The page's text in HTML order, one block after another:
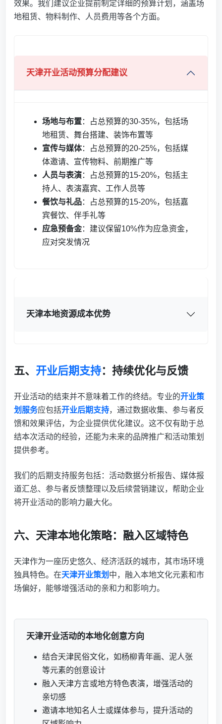
效果。我们建议企业提前制定详细的预算计划，涵盖场
地租赁、物料制作、人员费用等各个方面。
天津开业活动预算分配建议
场地与布置：占总预算的30-35%，包括场
地租赁、舞台搭建、装饰布置等
宣传与媒体：占总预算的20-25%，包括媒
体邀请、宣传物料、前期推广等
人员与表演：占总预算的15-20%，包括主
持人、表演嘉宾、工作人员等
餐饮与礼品：占总预算的15-20%，包括嘉
宾餐饮、伴手礼等
应急预备金：建议保留10%作为应急资金，
应对突发情况
天津本地资源成本优势
五、 开业后期支持：持续优化与反馈
开业活动的结束并不意味着工作的终结。专业的开业策
划服务应包括开业后期支持，通过数据收集、参与者反
馈和效果评估，为企业提供优化建议。这不仅有助于总
结本次活动的经验，还能为未来的品牌推广和活动策划
提供参考。
我们的后期支持服务包括：活动数据分析报告、媒体报
道汇总、参与者反馈整理以及后续营销建议，帮助企业
将开业活动的影响力最大化。
六、天津本地化策略：融入区域特色
天津作为一座历史悠久、经济活跃的城市，其市场环境
独具特色。在天津开业策划 中，融入本地文化元素和市
场偏好，能够增强活动的亲和力和影响力。
天津开业活动的本地化创意方向
结合天津民俗文化，如杨柳青年画、泥人张
等元素的创意设计
融入天津方言或地方特色表演，增强活动的
亲切感
邀请本地知名人士或媒体参与，提升活动的